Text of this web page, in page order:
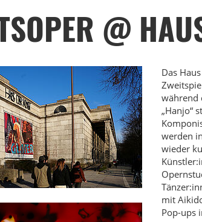
@
Das
während
„Hanjo“
werden
wieder
mit
Pop-ups